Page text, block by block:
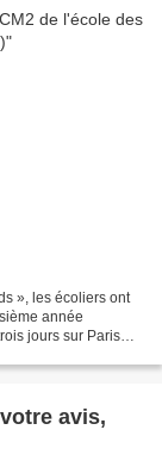
», les écoliers ont
année
jours sur Paris
avis,